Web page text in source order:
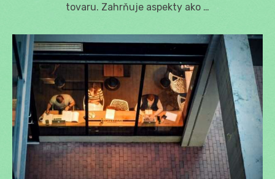
tovaru. Zahrňuje aspekty ako …